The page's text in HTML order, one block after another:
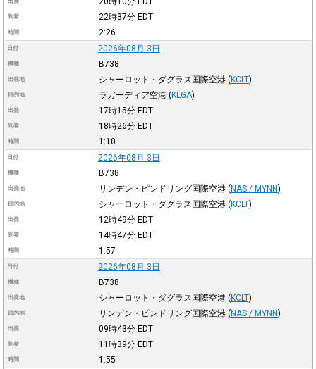
到着 22時37分 EDT
時間 2:26
日付 2026年08月 3日
機種 B738
出発地 シャーロット・ダグラス国際空港 (KCLT)
目的地 ラガーディア空港 (KLGA)
出発 17時15分 EDT
到着 18時26分 EDT
時間 1:10
日付 2026年08月 3日
機種 B738
出発地 リンデン・ピンドリング国際空港 (NAS / MYNN)
目的地 シャーロット・ダグラス国際空港 (KCLT)
出発 12時49分 EDT
到着 14時47分 EDT
時間 1:57
日付 2026年08月 3日
機種 B738
出発地 シャーロット・ダグラス国際空港 (KCLT)
目的地 リンデン・ピンドリング国際空港 (NAS / MYNN)
出発 09時43分 EDT
到着 11時39分 EDT
時間 1:55